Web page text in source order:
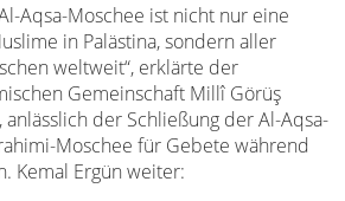
Aqsa-Moschee ist nicht nur eine
in Palästina, sondern aller
weltweit“, erklärte der
Gemeinschaft Millî Görüş
anlässlich der Schließung der Al-Aqsa-
Moschee für Gebete während
Kemal Ergün weiter: